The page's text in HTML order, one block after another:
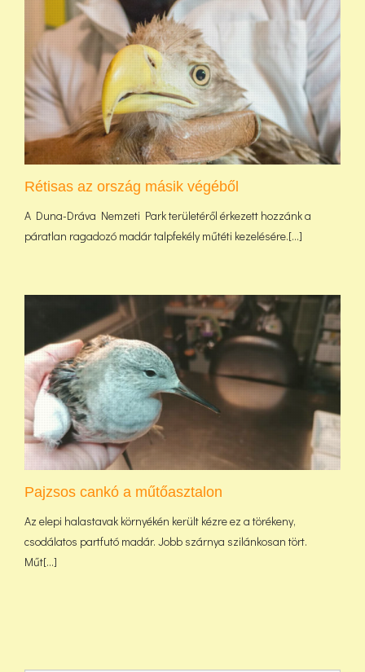
Rétisas az ország másik végéből
A Duna-Dráva Nemzeti Park területéről érkezett hozzánk a
páratlan ragadozó madár talpfekély műtéti kezelésére.[...]
Pajzsos cankó a műtőasztalon
Az elepi halastavak környékén került kézre ez a törékeny,
csodálatos partfutó madár. Jobb szárnya szilánkosan tört.
Műt[...]